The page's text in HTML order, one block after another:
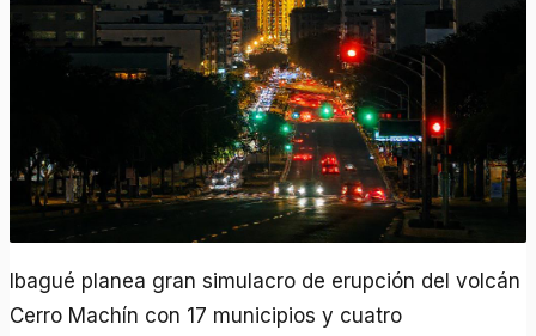
Ibagué planea gran simulacro de erupción del volcán
Cerro Machín con 17 municipios y cuatro